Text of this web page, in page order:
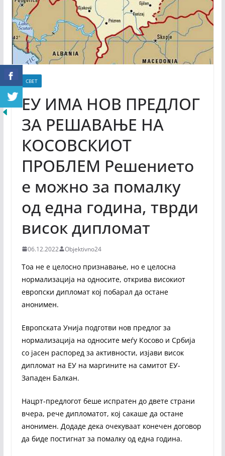
СВЕТ
ЕУ ИМА НОВ ПРЕДЛОГ
ЗА РЕШАВАЊЕ НА
КОСОВСКИОТ
ПРОБЛЕМ Решението
е можно за помалку
од една година, тврди
висок дипломат
06.12.2022 Objektivno24
Тоа не е целосно признавање, но е целосна
нормализација на односите, открива високиот
европски дипломат кој побарал да остане
анонимен.
Европската Унија подготви нов предлог за
нормализација на односите меѓу Косово и Србија
со јасен распоред за активности, изјави висок
дипломат на ЕУ на маргините на самитот ЕУ-
Западен Балкан.
Нацрт-предлогот беше испратен до двете страни
вчера, рече дипломатот, кој сакаше да остане
анонимен. Додаде дека очекуваат конечен договор
да биде постигнат за помалку од една година.